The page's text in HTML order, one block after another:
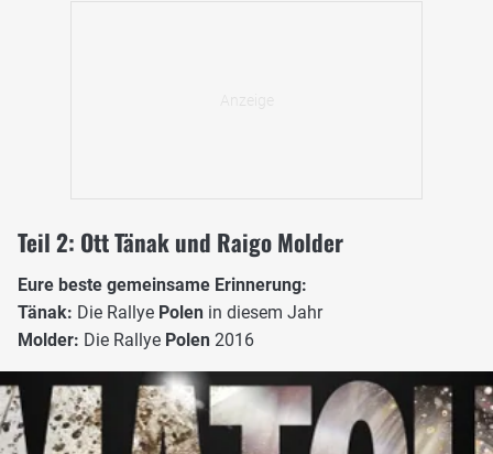
Teil 2: Ott Tänak und Raigo Molder
Eure beste gemeinsame Erinnerung:
Tänak: Die Rallye Polen in diesem Jahr
Molder: Die Rallye Polen 2016